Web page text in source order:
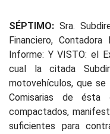
SÉPTIMO: Sra.
Financiero,
Informe: Y VISTO: el
cual la citada
motovehículos, que se
Comisarias de ésta
compactados,
suficientes para